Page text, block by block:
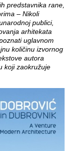
predstavnika rane,
– Nikoli
publici,
arhitekata
uglavnom
količinu izvornog
autora
koji zaokružuje